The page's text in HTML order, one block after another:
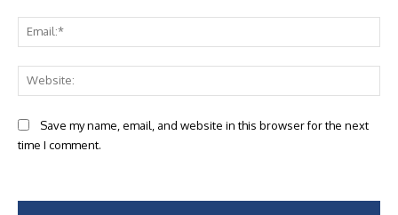
Save my name, email, and website in this browser for the next
time I comment.